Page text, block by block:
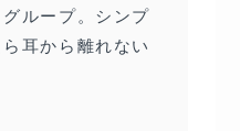
ループ。シンプ
耳から離れない